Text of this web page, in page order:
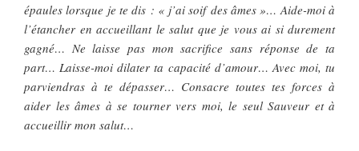
épaules lorsque je te dis : « j’ai soif des âmes »… Aide-moi à
l’étancher en accueillant le salut que je vous ai si durement
gagné… Ne laisse pas mon sacrifice sans réponse de ta
part… Laisse-moi dilater ta capacité d’amour… Avec moi, tu
parviendras à te dépasser… Consacre toutes tes forces à
aider les âmes à se tourner vers moi, le seul Sauveur et à
accueillir mon salut…